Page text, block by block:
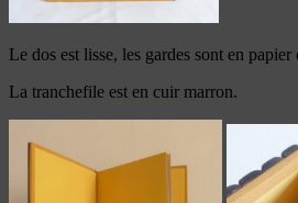
Le dos est lisse, les gardes sont en
La tranchefile est en cuir marron.